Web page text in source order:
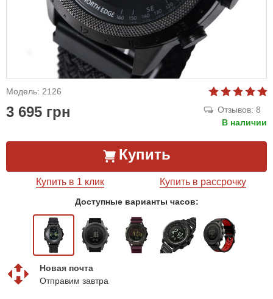
Модель: 2126
3 695 грн
Отзывов: 8
В наличии
Купить
Купить в 1 клик Купить в рассрочку
Доступные варианты часов:
Новая почта
Отправим завтра